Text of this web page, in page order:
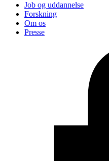
Job og uddannelse
Forskning
Om os
Presse